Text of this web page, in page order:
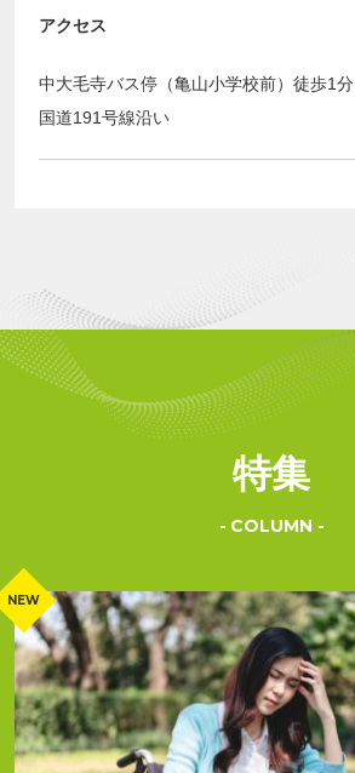
アクセス
中大毛寺バス停（亀山小学校前）徒歩1分
国道191号線沿い
特集
COLUMN